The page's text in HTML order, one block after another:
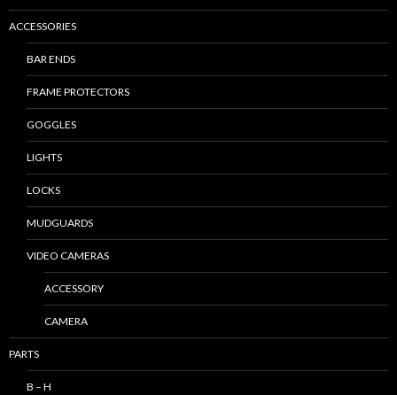
j
:ACCESSORIES
BAR ENDS
FRAME PROTECTORS
GOGGLES
LIGHTS
LOCKS
MUDGUARDS
VIDEO CAMERAS
ACCESSORY
CAMERA
PARTS
B – H